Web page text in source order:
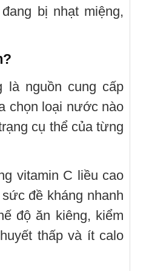
bị nhạt miệng,
nguồn cung cấp
chọn loại nước nào
cụ thể của từng
vitamin C liều cao
đề kháng nhanh
độ ăn kiêng, kiểm
thấp và ít calo